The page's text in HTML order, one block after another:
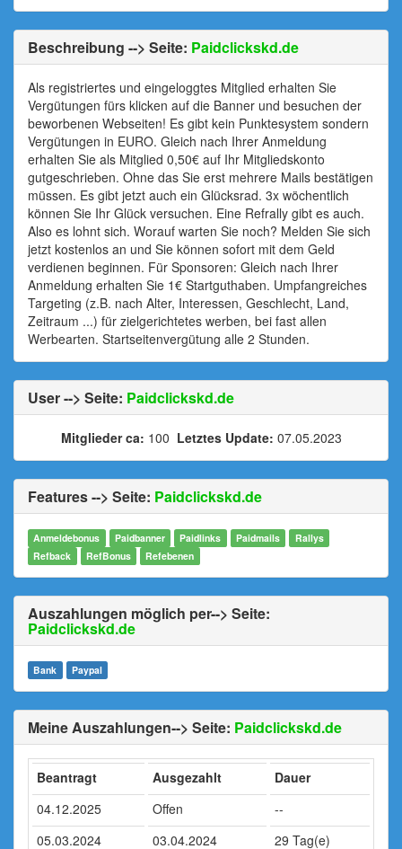
Beschreibung --> Seite: Paidclickskd.de
Als registriertes und eingeloggtes Mitglied erhalten Sie
Vergütungen fürs klicken auf die Banner und besuchen der
beworbenen Webseiten! Es gibt kein Punktesystem sondern
Vergütungen in EURO. Gleich nach Ihrer Anmeldung
erhalten Sie als Mitglied 0,50€ auf Ihr Mitgliedskonto
gutgeschrieben. Ohne das Sie erst mehrere Mails bestätigen
müssen. Es gibt jetzt auch ein Glücksrad. 3x wöchentlich
können Sie Ihr Glück versuchen. Eine Refrally gibt es auch.
Also es lohnt sich. Worauf warten Sie noch? Melden Sie sich
jetzt kostenlos an und Sie können sofort mit dem Geld
verdienen beginnen. Für Sponsoren: Gleich nach Ihrer
Anmeldung erhalten Sie 1€ Startguthaben. Umpfangreiches
Targeting (z.B. nach Alter, Interessen, Geschlecht, Land,
Zeitraum ...) für zielgerichtetes werben, bei fast allen
Werbearten. Startseitenvergütung alle 2 Stunden.
User --> Seite: Paidclickskd.de
Mitglieder ca: 100 Letztes Update: 07.05.2023
Features --> Seite: Paidclickskd.de
Anmeldebonus Paidbanner Paidlinks Paidmails
Rallys
Refback
RefBonus Refebenen
Auszahlungen möglich per--> Seite:
Paidclickskd.de
Bank Paypal
Meine Auszahlungen--> Seite: Paidclickskd.de
Beantragt Ausgezahlt
Dauer
04.12.2025
Offen
--
05.03.2024
03.04.2024 29 Tag(e)